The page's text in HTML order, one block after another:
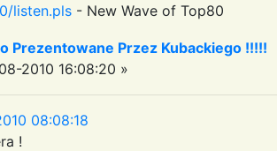
listen.pls - New Wave of Top80
Prezentowane Przez Kubackiego !!!!!
2010 16:08:20 »
08:08:18
!